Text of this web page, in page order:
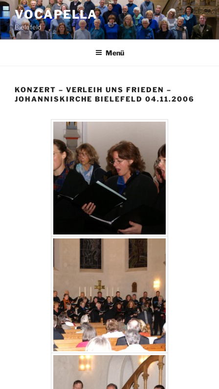
Zum
Inhalt
springen
VOCAPELLA
Bielefeld
Menü
KONZERT – VERLEIH UNS FRIEDEN –
JOHANNISKIRCHE BIELEFELD 04.11.2006